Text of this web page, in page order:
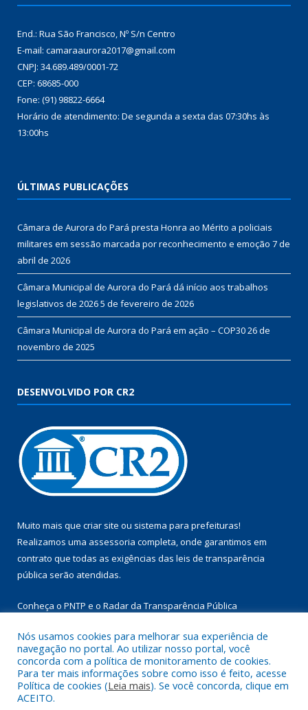
End.: Rua São Francisco, Nº S/n Centro
E-mail: camaraaurora2017@gmail.com
CNPJ: 34.689.489/0001-72
CEP: 68685-000
Fone: (91) 98822-6664
Horário de atendimento: De segunda a sexta das 07:30hs às
13:00hs
ÚLTIMAS PUBLICAÇÕES
Câmara de Aurora do Pará presta Honra ao Mérito a policiais
militares em sessão marcada por reconhecimento e emoção 7 de
abril de 2026
Câmara Municipal de Aurora do Pará dá início aos trabalhos
legislativos de 20265 de fevereiro de 2026
Câmara Municipal de Aurora do Pará em ação – COP3026 de
novembro de 2025
DESENVOLVIDO POR CR2
Muito mais que criar site ou sistema para prefeituras!
Realizamos uma assessoria completa, onde garantimos em
contrato que todas as exigências das leis de transparência
pública serão atendidas.
Conheça o PNTP e o Radar da Transparência Pública
Todos os direitos reservados a Câmara Municipal de Aurora do
Pará.
Nós usamos cookies para melhorar sua experiência de
navegação no portal. Ao utilizar nosso portal, você
concorda com a política de monitoramento de cookies.
Para ter mais informações sobre como isso é feito, acesse
Política de cookies (Leia mais). Se você concorda, clique em
ACEITO.